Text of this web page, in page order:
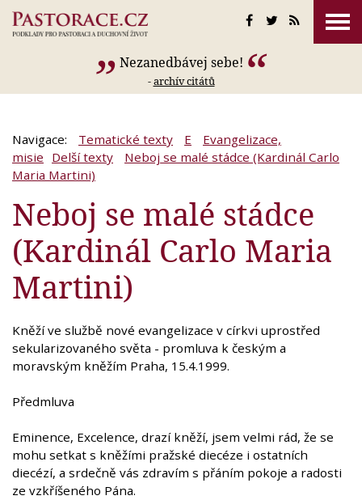
Nezanedbávej sebe!
-archív citátů
Navigace: Tematické texty E
Evangelizace,
misie Delší texty
Neboj se malé stádce (Kardinál Carlo
Maria Martini)
Neboj se malé stádce
(Kardinál Carlo Maria
Martini)
Kněží ve službě nové evangelizace v církvi uprostřed
sekularizovaného světa - promluva k českým a
moravským kněžím Praha, 15.4.1999.
Předmluva
Eminence, Excelence, drazí kněží, jsem velmi rád, že se
mohu setkat s kněžími pražské diecéze i ostatních
diecézí, a srdečně vás zdravím s přáním pokoje a radosti
ze vzkříšeného Pána.